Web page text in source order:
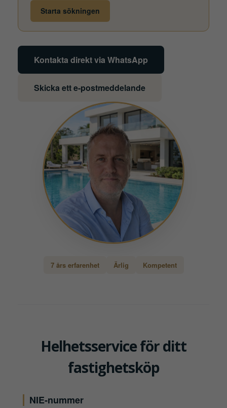
Starta sökningen
Kontakta direkt via WhatsApp
Skicka ett e-postmeddelande
7 års erfarenhet Ärlig Kompetent
Helhetsservice för ditt
fastighetsköp
NIE-nummer